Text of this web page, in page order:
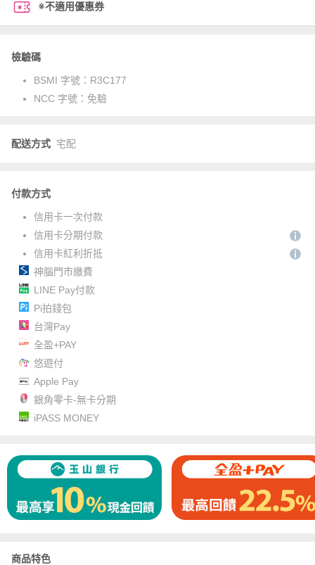
※不適用優惠券
檢驗碼
BSMI 字號： R3C177
NCC 字號： 免驗
配送方式 宅配
付款方式
信用卡一次付款
信用卡分期付款
信用卡紅利折抵
神腦門市繳費
LINE Pay付款
Pi拍錢包
台灣Pay
全盈+PAY
悠遊付
Apple Pay
銀角零卡-無卡分期
iPASS MONEY
商品特色